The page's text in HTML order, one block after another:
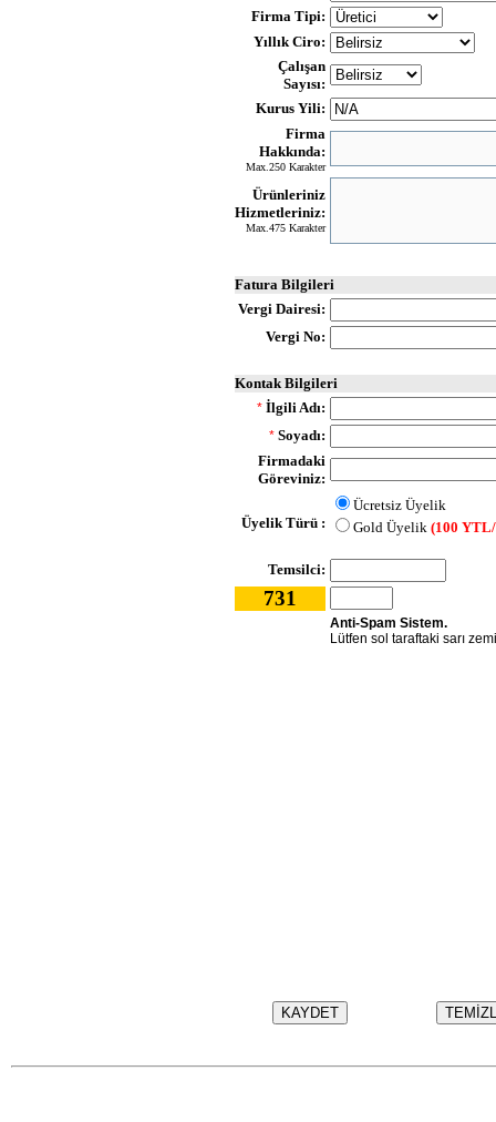
Firma Tipi:
Yıllık Ciro:
Çalışan
Sayısı:
Kurus Yili:
Firma
Hakkında:
Max.250 Karakter
Ürünleriniz
Hizmetleriniz:
Max.475 Karakter
Fatura Bilgileri
Vergi Dairesi:
Vergi No:
Kontak Bilgileri
* İlgili Adı:
* Soyadı:
Firmadaki
Göreviniz:
Üyelik Türü :
Ücretsiz Üyelik
Gold Üyelik (100
Temsilci:
731
Anti-Spam Sistem.
Lütfen sol taraftaki sarı